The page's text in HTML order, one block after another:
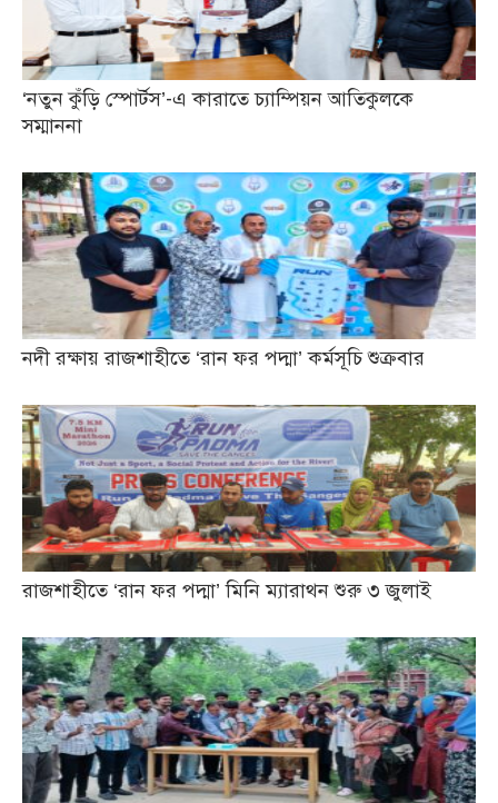
‘নতুন কুঁড়ি স্পোর্টস’-এ কারাতে চ্যাম্পিয়ন আতিকুলকে
সম্মাননা
নদী রক্ষায় রাজশাহীতে ‘রান ফর পদ্মা’ কর্মসূচি শুক্রবার
রাজশাহীতে ‘রান ফর পদ্মা’ মিনি ম্যারাথন শুরু ৩ জুলাই